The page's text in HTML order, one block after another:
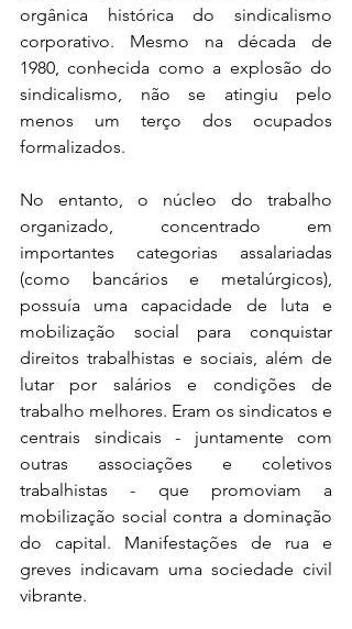
orgânica histórica do sindicalismo
corporativo. Mesmo na década de
1980, conhecida como a explosão do
sindicalismo, não se atingiu pelo
menos um terço dos ocupados
formalizados.
No entanto, o núcleo do trabalho
organizado, concentrado em
importantes categorias assalariadas
(como bancários e metalúrgicos),
possuía uma capacidade de luta e
mobilização social para conquistar
direitos trabalhistas e sociais, além de
lutar por salários e condições de
trabalho melhores. Eram os sindicatos e
centrais sindicais - juntamente com
outras associações e coletivos
trabalhistas - que promoviam a
mobilização social contra a dominação
do capital. Manifestações de rua e
greves indicavam uma sociedade civil
vibrante.